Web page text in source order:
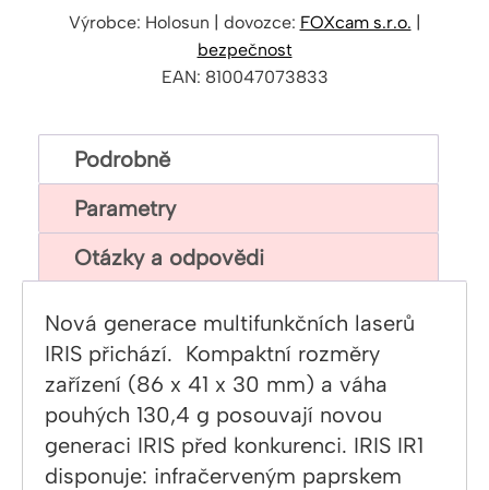
Výrobce: Holosun | dovozce: FOXcam s.r.o. |
bezpečnost
EAN: 810047073833
Podrobně
Parametry
Otázky a odpovědi
Nová generace multifunkčních laserů
IRIS přichází. Kompaktní rozměry
zařízení (86 x 41 x 30 mm) a váha
pouhých 130,4 g posouvají novou
generaci IRIS před konkurenci. IRIS IR1
disponuje: infračerveným paprskem